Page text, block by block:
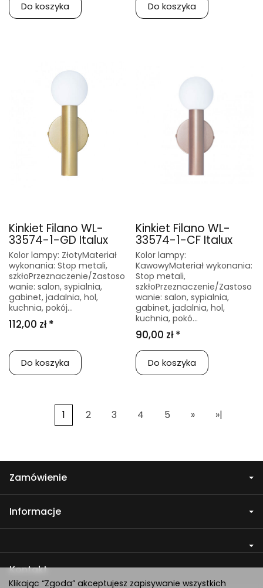
Do koszyka Do koszyka
Kinkiet Filano WL-
33574-1-GD Italux
Kolor lampy: ZłotyMateriał
wykonania: Stop metali,
szkłoPrzeznaczenie/Zastoso
wanie: salon, sypialnia,
gabinet, jadalnia, hol,
kuchnia, pokój...
112,00 zł *
Do koszyka
Kinkiet Filano WL-
33574-1-CF Italux
Kolor lampy:
KawowyMateriał wykonania:
Stop metali,
szkłoPrzeznaczenie/Zastoso
wanie: salon, sypialnia,
gabinet, jadalnia, hol,
kuchnia, pokó...
90,00 zł *
Do koszyka
1 2 3 4 5 » »|
Zamówienie
Informacje
Kontakt
Klikając “Zgoda” akceptujesz zapisywanie wszystkich